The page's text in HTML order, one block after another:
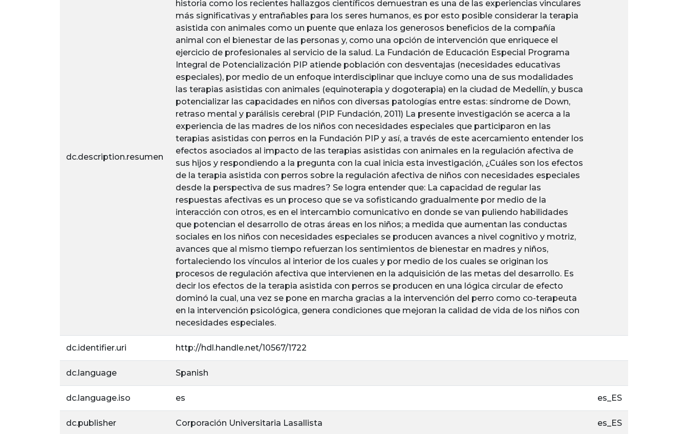
dc.description.resumen
historia como los recientes hallazgos científicos demuestran es una de las experiencias vinculares
más significativas y entrañables para los seres humanos, es por esto posible considerar la terapia
asistida con animales como un puente que enlaza los generosos beneficios de la compañía
animal con el bienestar de las personas y, como una opción de intervención que enriquece el
ejercicio de profesionales al servicio de la salud. La Fundación de Educación Especial Programa
Integral de Potencialización PIP atiende población con desventajas (necesidades educativas
especiales), por medio de un enfoque interdisciplinar que incluye como una de sus modalidades
las terapias asistidas con animales (equinoterapia y dogoterapia) en la ciudad de Medellín, y busca
potencializar las capacidades en niños con diversas patologías entre estas: síndrome de Down,
retraso mental y parálisis cerebral (PIP Fundación, 2011) La presente investigación se acerca a la
experiencia de las madres de los niños con necesidades especiales que participaron en las
terapias asistidas con perros en la Fundación PIP y así, a través de este acercamiento entender los
efectos asociados al impacto de las terapias asistidas con animales en la regulación afectiva de
sus hijos y respondiendo a la pregunta con la cual inicia esta investigación, ¿Cuáles son los efectos
de la terapia asistida con perros sobre la regulación afectiva de niños con necesidades especiales
desde la perspectiva de sus madres? Se logra entender que: La capacidad de regular las
respuestas afectivas es un proceso que se va sofisticando gradualmente por medio de la
interacción con otros, es en el intercambio comunicativo en donde se van puliendo habilidades
que potencian el desarrollo de otras áreas en los niños; a medida que aumentan las conductas
sociales en los niños con necesidades especiales se producen avances a nivel cognitivo y motriz,
avances que al mismo tiempo refuerzan los sentimientos de bienestar en madres y niños,
fortaleciendo los vínculos al interior de los cuales y por medio de los cuales se originan los
procesos de regulación afectiva que intervienen en la adquisición de las metas del desarrollo. Es
decir los efectos de la terapia asistida con perros se producen en una lógica circular de efecto
dominó la cual, una vez se pone en marcha gracias a la intervención del perro como co-terapeuta
en la intervención psicológica, genera condiciones que mejoran la calidad de vida de los niños con
necesidades especiales.
dc.identifier.uri http://hdl.handle.net/10567/1722
dc.language Spanish
dc.language.iso es es_ES
dc.publisher Corporación Universitaria Lasallista es_ES